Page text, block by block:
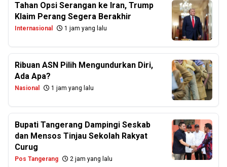
Tahan Opsi Serangan ke Iran, Trump
Klaim Perang Segera Berakhir
Internasional 1 jam yang lalu
Ribuan ASN Pilih Mengundurkan Diri,
Ada Apa?
Nasional 1 jam yang lalu
Bupati Tangerang Dampingi Seskab
dan Mensos Tinjau Sekolah Rakyat
Curug
Pos Tangerang 2 jam yang lalu